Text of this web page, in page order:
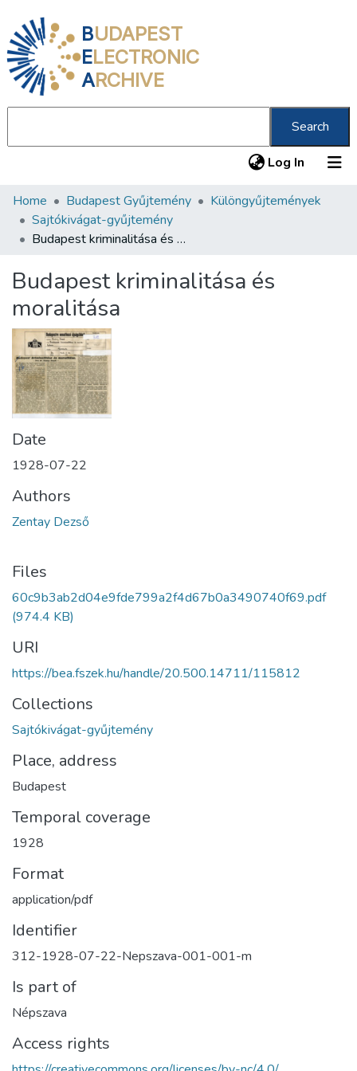
BUDAPEST
ELECTRONIC
ARCHIVE
Search
Log In (current)
Communities & Collections
All of DSpace
About us
Home Budapest Gyűjtemény
Különgyűjtemények
Sajtókivágat-gyűjtemény
Budapest kriminalitása és moralitása
Budapest kriminalitása és
moralitása
Date
1928-07-22
Authors
Zentay Dezső
Files
60c9b3ab2d04e9fde799a2f4d67b0a3490740f69.pdf
(974.4 KB)
URI
https://bea.fszek.hu/handle/20.500.14711/115812
Collections
Sajtókivágat-gyűjtemény
Place, address
Budapest
Temporal coverage
1928
Format
application/pdf
Identifier
312-1928-07-22-Nepszava-001-001-m
Is part of
Népszava
Access rights